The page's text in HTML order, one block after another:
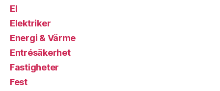
El
Elektriker
Energi & Värme
Entrésäkerhet
Fastigheter
Fest